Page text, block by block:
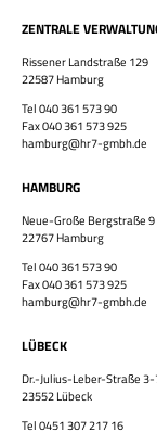
ZENTRALE
Rissener Landstraße 129
22587 Hamburg
Tel 040 361 573 90
Fax 040 361 573 925
hamburg@hr7-gmbh.de
HAMBURG
Neue-Große Bergstraße 9
22767 Hamburg
Tel 040 361 573 90
Fax 040 361 573 925
hamburg@hr7-gmbh.de
LÜBECK
Dr.-Julius-Leber-Straße
23552 Lübeck
Tel 0451 307 217 16
Finde eine
Bewirb dich
Vor- & Nachname